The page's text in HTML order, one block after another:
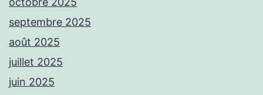
septembre 2025
août 2025
juillet 2025
juin 2025